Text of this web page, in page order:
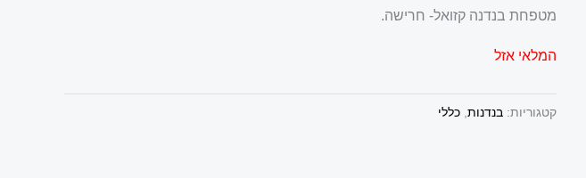
מטפחת בנדנה קזואל- חרישה.
המלאי אזל
קטגוריות: בנדנות כללי